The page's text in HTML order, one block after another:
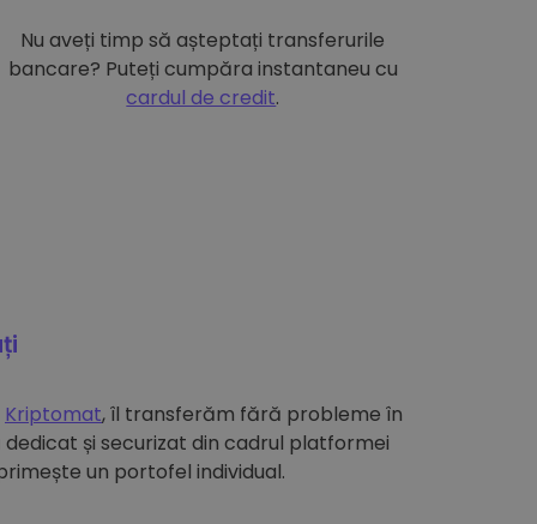
Nu aveți timp să așteptați transferurile
bancare? Puteți cumpăra instantaneu cu
cardul de credit.
Kriptomat, îl transferăm fără probleme în
și securizat din cadrul platformei
un portofel individual.